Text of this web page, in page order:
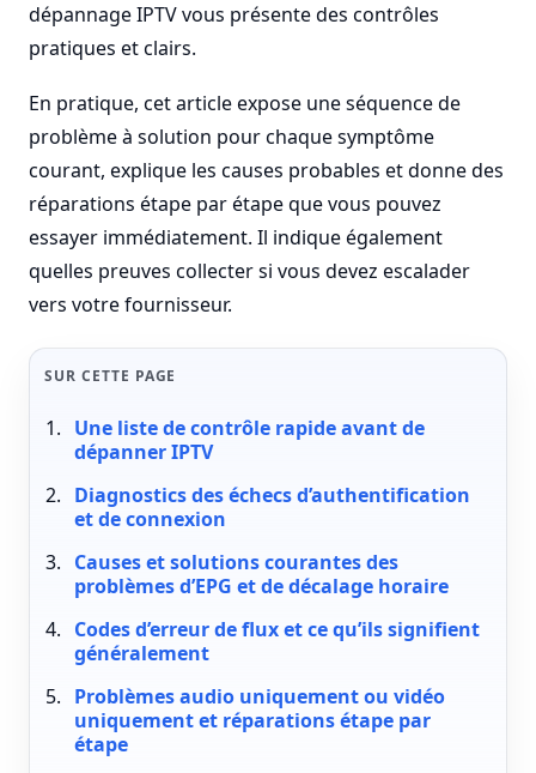
dépannage IPTV vous présente des contrôles
pratiques et clairs.
En pratique, cet article expose une séquence de
problème à solution pour chaque symptôme
courant, explique les causes probables et donne des
réparations étape par étape que vous pouvez
essayer immédiatement. Il indique également
quelles preuves collecter si vous devez escalader
vers votre fournisseur.
SUR CETTE PAGE
Une liste de contrôle rapide avant de
dépanner IPTV
Diagnostics des échecs d’authentification
et de connexion
Causes et solutions courantes des
problèmes d’EPG et de décalage horaire
Codes d’erreur de flux et ce qu’ils signifient
généralement
Problèmes audio uniquement ou vidéo
uniquement et réparations étape par
étape